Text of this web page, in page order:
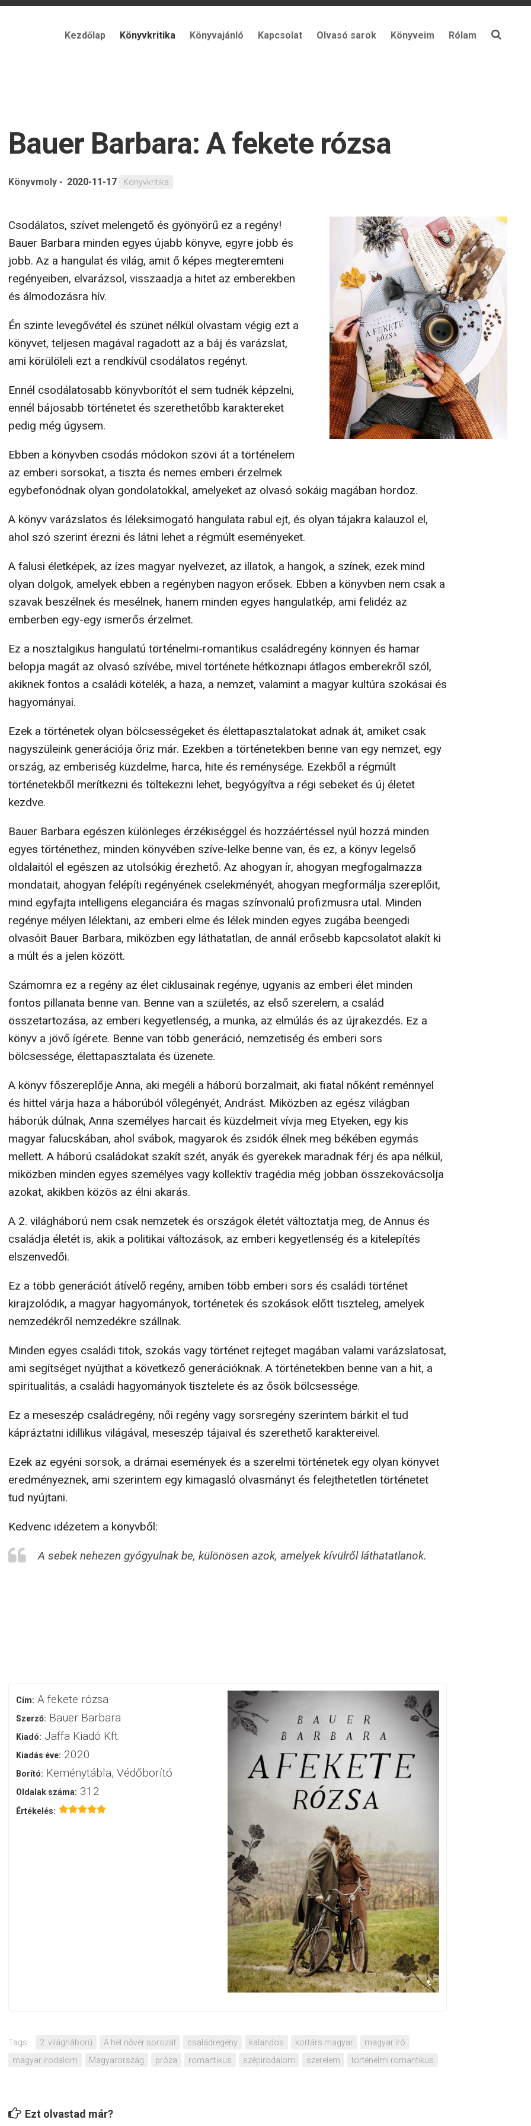
Kezdőlap Könyvkritika Könyvajánló Kapcsolat Olvasó sarok Könyveim Rólam
Bauer Barbara: A fekete rózsa
Könyvmoly - 2020-11-17 Könyvkritika
Csodálatos, szívet melengető és gyönyörű ez a regény!
Bauer Barbara minden egyes újabb könyve, egyre jobb és
jobb. Az a hangulat és világ, amit ő képes megteremteni
regényeiben, elvarázsol, visszaadja a hitet az emberekben
és álmodozásra hív.
Én szinte levegővétel és szünet nélkül olvastam végig ezt a
könyvet, teljesen magával ragadott az a báj és varázslat,
ami körülöleli ezt a rendkívül csodálatos regényt.
Ennél csodálatosabb könyvborítót el sem tudnék képzelni,
ennél bájosabb történetet és szerethetőbb karaktereket
pedig még úgysem.
Ebben a könyvben csodás módokon szövi át a történelem
az emberi sorsokat, a tiszta és nemes emberi érzelmek
egybefonódnak olyan gondolatokkal, amelyeket az olvasó sokáig magában hordoz.
A könyv varázslatos és léleksimogató hangulata rabul ejt, és olyan tájakra kalauzol el,
ahol szó szerint érezni és látni lehet a régmúlt eseményeket.
A falusi életképek, az ízes magyar nyelvezet, az illatok, a hangok, a színek, ezek mind
olyan dolgok, amelyek ebben a regényben nagyon erősek. Ebben a könyvben nem csak a
szavak beszélnek és mesélnek, hanem minden egyes hangulatkép, ami felidéz az
emberben egy-egy ismerős érzelmet.
Ez a nosztalgikus hangulatú történelmi-romantikus családregény könnyen és hamar
belopja magát az olvasó szívébe, mivel története hétköznapi átlagos emberekről szól,
akiknek fontos a családi kötelék, a haza, a nemzet, valamint a magyar kultúra szokásai és
hagyományai.
Ezek a történetek olyan bölcsességeket és élettapasztalatokat adnak át, amiket csak
nagyszüleink generációja őriz már. Ezekben a történetekben benne van egy nemzet, egy
ország, az emberiség küzdelme, harca, hite és reménysége. Ezekből a régmúlt
történetekből merítkezni és töltekezni lehet, begyógyítva a régi sebeket és új életet
kezdve.
Bauer Barbara egészen különleges érzékiséggel és hozzáértéssel nyúl hozzá minden
egyes történethez, minden könyvében szíve-lelke benne van, és ez, a könyv legelső
oldalaitól el egészen az utolsókig érezhető. Az ahogyan ír, ahogyan megfogalmazza
mondatait, ahogyan felépíti regényének cselekményét, ahogyan megformálja szereplőit,
mind egyfajta intelligens eleganciára és magas színvonalú profizmusra utal. Minden
regénye mélyen lélektani, az emberi elme és lélek minden egyes zugába beengedi
olvasóit Bauer Barbara, miközben egy láthatatlan, de annál erősebb kapcsolatot alakít ki
a múlt és a jelen között.
Számomra ez a regény az élet ciklusainak regénye, ugyanis az emberi élet minden
fontos pillanata benne van. Benne van a születés, az első szerelem, a család
összetartozása, az emberi kegyetlenség, a munka, az elmúlás és az újrakezdés. Ez a
könyv a jövő ígérete. Benne van több generáció, nemzetiség és emberi sors
bölcsessége, élettapasztalata és üzenete.
A könyv főszereplője Anna, aki megéli a háború borzalmait, aki fiatal nőként reménnyel
és hittel várja haza a háborúból vőlegényét, Andrást. Miközben az egész világban
háborúk dúlnak, Anna személyes harcait és küzdelmeit vívja meg Etyeken, egy kis
magyar falucskában, ahol svábok, magyarok és zsidók élnek meg békében egymás
mellett. A háború családokat szakít szét, anyák és gyerekek maradnak férj és apa nélkül,
miközben minden egyes személyes vagy kollektív tragédia még jobban összekovácsolja
azokat, akikben közös az élni akarás.
A 2. világháború nem csak nemzetek és országok életét változtatja meg, de Annus és
családja életét is, akik a politikai változások, az emberi kegyetlenség és a kitelepítés
elszenvedői.
Ez a több generációt átívelő regény, amiben több emberi sors és családi történet
kirajzolódik, a magyar hagyományok, történetek és szokások előtt tiszteleg, amelyek
nemzedékről nemzedékre szállnak.
Minden egyes családi titok, szokás vagy történet rejteget magában valami varázslatosat,
ami segítséget nyújthat a következő generációknak. A történetekben benne van a hit, a
spiritualitás, a családi hagyományok tisztelete és az ősök bölcsessége.
Ez a meseszép családregény, női regény vagy sorsregény szerintem bárkit el tud
kápráztatni idillikus világával, meseszép tájaival és szerethető karaktereivel.
Ezek az egyéni sorsok, a drámai események és a szerelmi történetek egy olyan könyvet
eredményeznek, ami szerintem egy kimagasló olvasmányt és felejthetetlen történetet
tud nyújtani.
Kedvenc idézetem a könyvből:
A sebek nehezen gyógyulnak be, különösen azok, amelyek kívülről láthatatlanok.
Cím: A fekete rózsa
Szerző: Bauer Barbara
Kiadó: Jaffa Kiadó Kft.
Kiadás éve: 2020
Borító: Keménytábla, Védőborító
Oldalak száma: 312
Értékelés:
Tags: 2. világháború A hét nővér sorozat családregény kalandos kortárs magyar
magyar író
magyar irodalom
Magyarország próza romantikus szépirodalom szerelem történelmi romantikus
Ezt olvastad már?